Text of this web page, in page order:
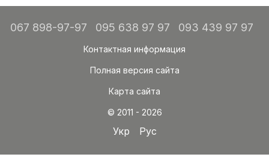
067 898-97-97 095 638 97 97 093 439 97 97
Контактная информация
Полная версия сайта
Карта сайта
© 2011 - 2026
Укр Рус